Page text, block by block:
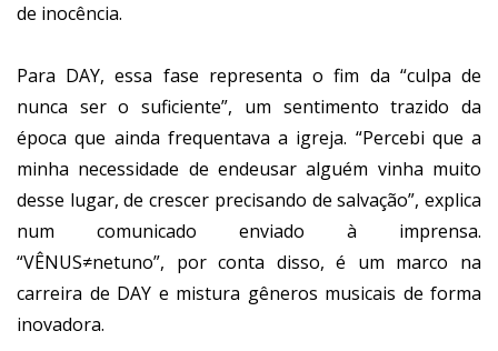
de inocência.
Para DAY, essa fase representa o fim da “culpa de
nunca ser o suficiente”, um sentimento trazido da
época que ainda frequentava a igreja. “Percebi que a
minha necessidade de endeusar alguém vinha muito
desse lugar, de crescer precisando de salvação”, explica
num comunicado enviado à imprensa.
“VÊNUS≠netuno”, por conta disso, é um marco na
carreira de DAY e mistura gêneros musicais de forma
inovadora.